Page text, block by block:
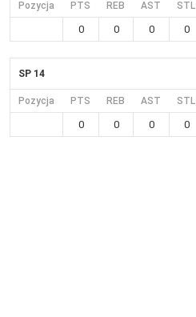
Pozycja PTS REB AST STL
0 0 0 0
SP 14
Pozycja PTS REB AST STL
0 0 0 0